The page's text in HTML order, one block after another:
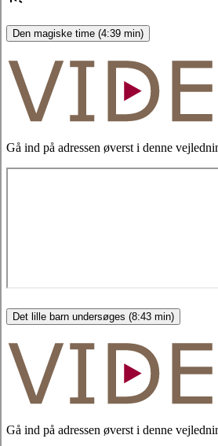
Den magiske time (4:39 min)
Gå ind på adressen øverst i denne
Det lille barn undersøges (8:43 min)
Gå ind på adressen øverst i denne